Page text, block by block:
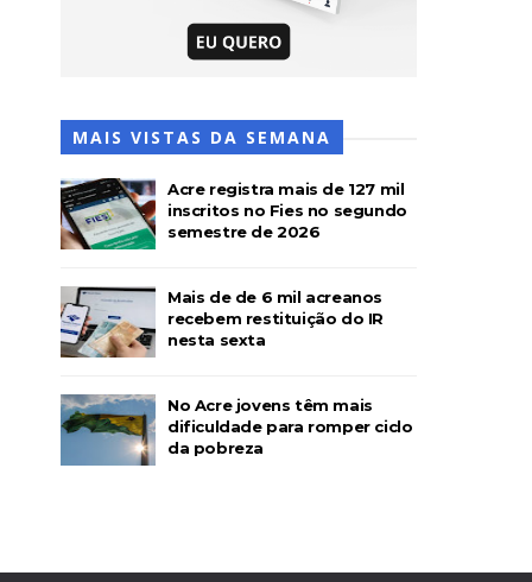
MAIS VISTAS DA SEMANA
Acre registra mais de 127 mil
inscritos no Fies no segundo
semestre de 2026
Mais de de 6 mil acreanos
recebem restituição do IR
nesta sexta
No Acre jovens têm mais
dificuldade para romper ciclo
da pobreza